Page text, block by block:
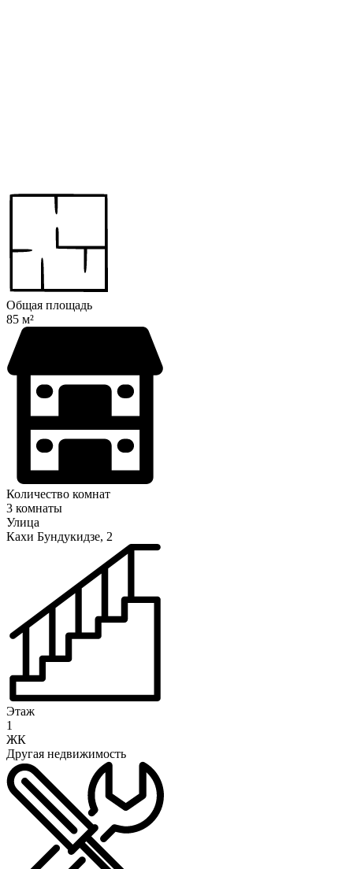
Общая площадь
85 м²
Количество комнат
3 комнаты
Улица
Кахи Бундукидзе, 2
Этаж
1
ЖК
Другая недвижимость